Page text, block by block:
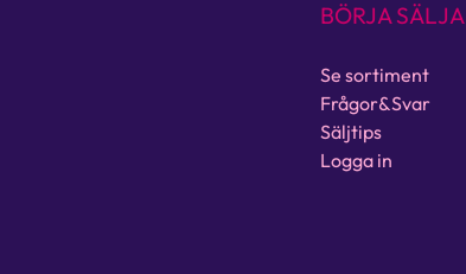
BÖRJA SÄLJA
Se sortiment
Frågor&Svar
Säljtips
Logga in